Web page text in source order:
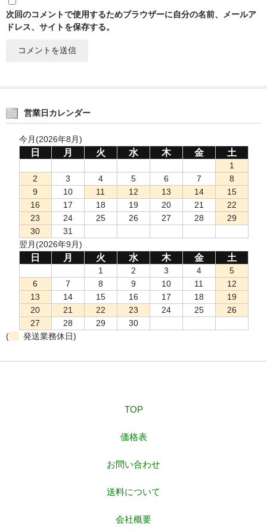
次回のコメントで使用するためブラウザーに自分の名前、メールア
ドレス、サイトを保存する。
営業日カレンダー
今月(2026年8月)
日 月 火 水 木 金 土
1
2
3 4 5 6 7
8
9
10 11 12 13 14
15
16
17 18 19 20 21
22
23
24 25 26 27 28
29
30
31
翌月(2026年9月)
日 月 火 水 木 金 土
1 2 3 4
5
6
7 8 9 10 11
12
13
14 15 16 17 18
19
20
21 22 23 24 25
26
27
28 29
30
(
発送業務休日)
TOP
価格表
お問い合わせ
送料について
会社概要